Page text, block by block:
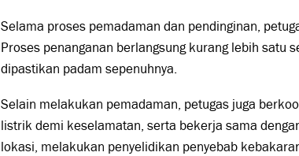
Selama proses pemadaman dan pendinginan,
Proses penanganan berlangsung kurang lebih satu
dipastikan padam sepenuhnya.
Selain melakukan pemadaman, petugas juga
listrik demi keselamatan, serta bekerja sama
lokasi, melakukan penyelidikan penyebab